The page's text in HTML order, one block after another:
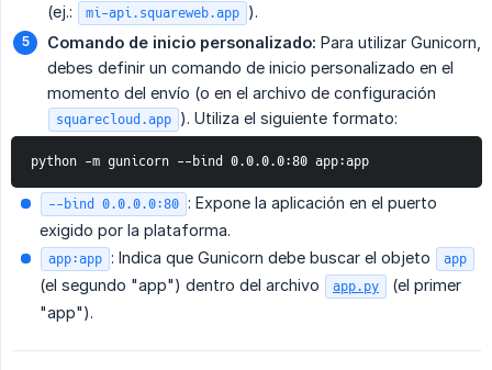
(ej.:
mi-api.squareweb.app ).
Comando de inicio personalizado: Para utilizar Gunicorn,
debes definir un comando de inicio personalizado en el
momento del envío (o en el archivo de configuración
squarecloud.app ). Utiliza el siguiente formato:
python -m gunicorn --bind 0.0.0.0:80 app:app
--bind 0.0.0.0:80 : Expone la aplicación en el puerto
exigido por la plataforma.
app:app : Indica que Gunicorn debe buscar el objeto app
(el segundo "app") dentro del archivo app.py
(el primer
"app").